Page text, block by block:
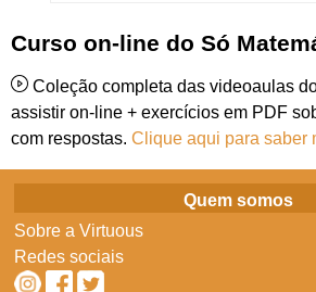
Curso on-line do Só
Coleção completa das videoaulas
assistir on-line + exercícios em PDF
com respostas. Clique aqui para saber
Quem somos
Sobre a Virtuous
Redes sociais